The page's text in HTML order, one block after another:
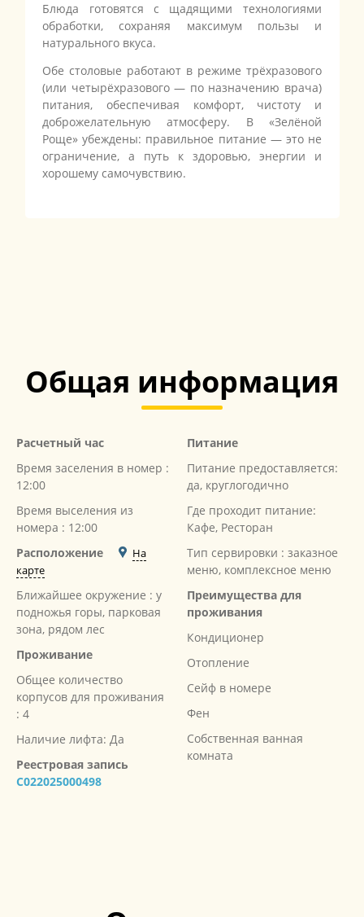
Блюда готовятся с щадящими технологиями
обработки, сохраняя максимум пользы и
натурального вкуса.
Обе столовые работают в режиме трёхразового
(или четырёхразового — по назначению врача)
питания, обеспечивая комфорт, чистоту и
доброжелательную атмосферу. В «Зелёной
Роще» убеждены: правильное питание — это не
ограничение, а путь к здоровью, энергии и
хорошему самочувствию.
Общая информация
Расчетный час
Время заселения в номер :
12:00
Время выселения из
номера : 12:00
Расположение
На
карте
Ближайшее окружение : у
подножья горы, парковая
зона, рядом лес
Проживание
Общее количество
корпусов для проживания
: 4
Наличие лифта: Да
Реестровая запись
С022025000498
Питание
Питание предоставляется:
да, круглогодично
Где проходит питание:
Кафе, Ресторан
Тип сервировки : заказное
меню, комплексное меню
Преимущества для
проживания
Кондиционер
Отопление
Сейф в номере
Фен
Собственная ванная
комната